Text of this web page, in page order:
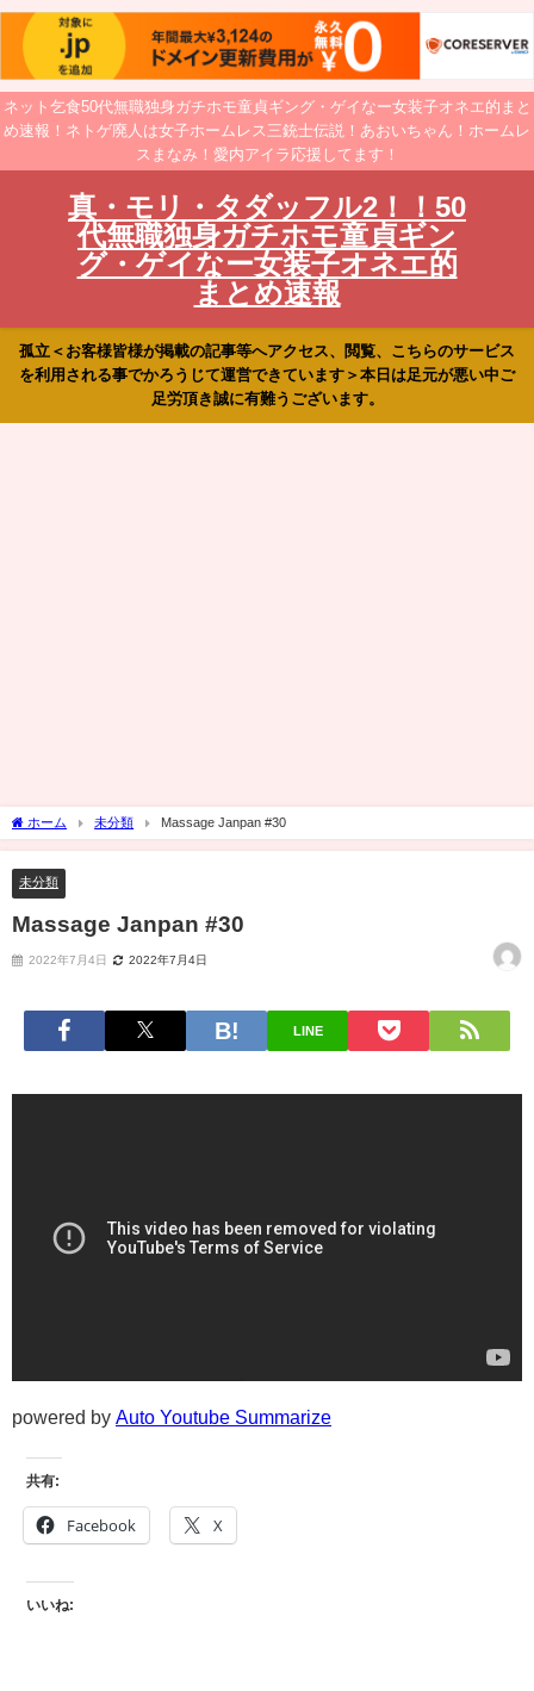
ネット乞食50代無職独身ガチホモ童貞ギング・ゲイなー女装子オネエ的まと
め速報！ネトゲ廃人は女子ホームレス三銃士伝説！あおいちゃん！ホームレ
スまなみ！愛内アイラ応援してます！
真・モリ・タダッフル2！！50
代無職独身ガチホモ童貞ギン
グ・ゲイなー女装子オネエ的
まとめ速報
孤立＜お客様皆様が掲載の記事等へアクセス、閲覧、こちらのサービス
を利用される事でかろうじて運営できています＞本日は足元が悪い中ご
足労頂き誠に有難うございます。
ホーム 未分類 Massage Janpan #30
未分類
Massage Janpan #30
2022年7月4日 2022年7月4日
LINE
powered by Auto Youtube Summarize
共有:
Facebook X
いいね: